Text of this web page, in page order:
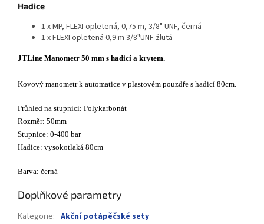
Hadice
1 x MP, FLEXI opletená, 0,75 m, 3/8" UNF, černá
1 x FLEXI opletená 0,9 m 3/8"UNF žlutá
JTLine Manometr 50 mm s hadicí a krytem.
Kovový manometr k automatice v plastovém pouzdře s hadicí 80cm.
Průhled na stupnici: Polykarbonát
Rozměr: 50mm
Stupnice: 0-400 bar
Hadice: vysokotlaká 80cm
Barva: černá
Doplňkové parametry
Kategorie: Akční potápěčské sety